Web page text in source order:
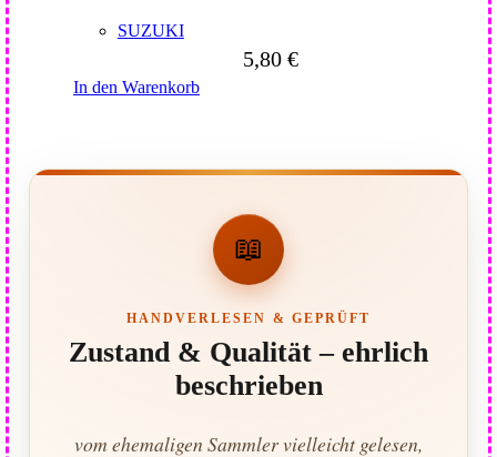
SUZUKI
5,80 €
In den Warenkorb
📖
HANDVERLESEN & GEPRÜFT
Zustand & Qualität – ehrlich
beschrieben
vom ehemaligen Sammler vielleicht gelesen,